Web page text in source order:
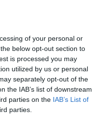
of your personal or
below opt-out section to
is processed you may
utilized by us or personal
separately opt-out of the
the IAB’s list of downstream
parties on the IAB’s List of
parties.